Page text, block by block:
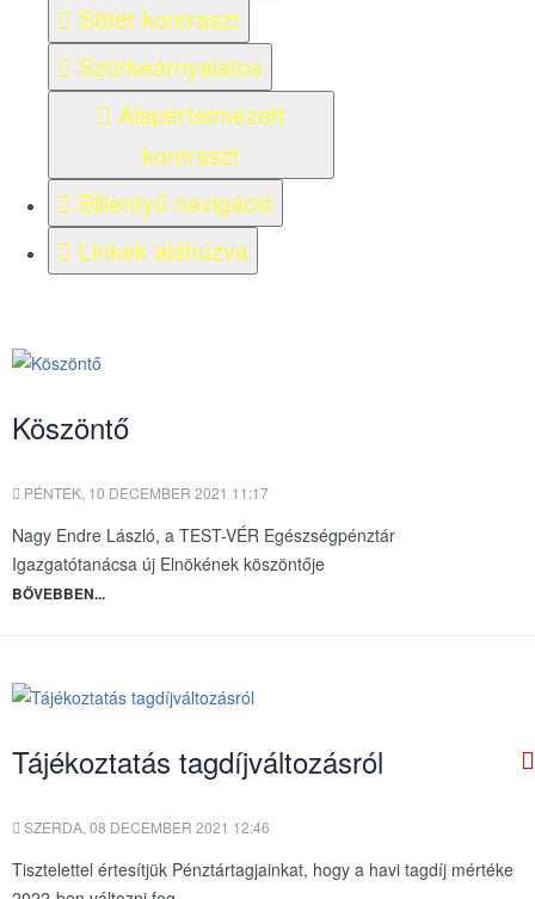
Sötét kontraszt
Szürkeárnyalatos
Alapértelmezett
kontraszt
Billentyű navigáció
Linkek aláhúzva
Köszöntő
PÉNTEK, 10 DECEMBER 2021 11:17
Nagy Endre László, a TEST-VÉR Egészségpénztár
Igazgatótanácsa új Elnökének köszöntője
BŐVEBBEN...
Tájékoztatás tagdíjváltozásról
SZERDA, 08 DECEMBER 2021 12:46
Tisztelettel értesítjük Pénztártagjainkat, hogy a havi tagdíj mértéke